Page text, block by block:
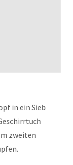
in ein Sieb
zweiten